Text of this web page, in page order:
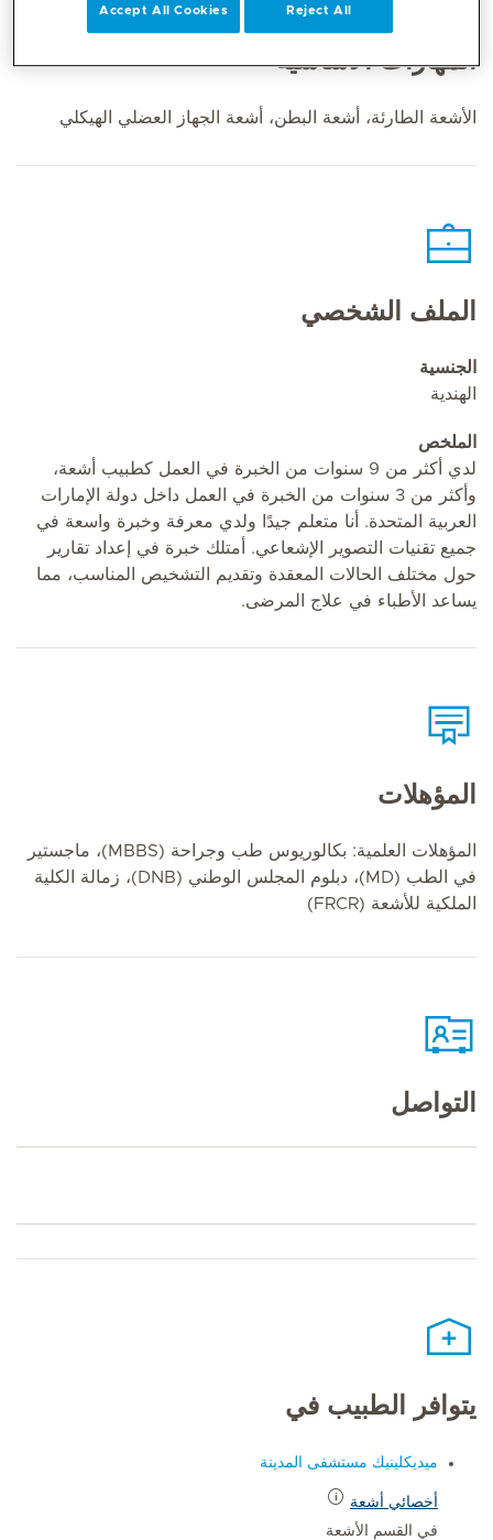
المهارات الأساسية
الأشعة الطارئة، أشعة البطن، أشعة الجهاز العضلي الهيكلي
الملف الشخصي
الجنسية
الهندية
الملخص
لدي أكثر من 9 سنوات من الخبرة في العمل كطبيب أشعة،
وأكثر من 3 سنوات من الخبرة في العمل داخل دولة الإمارات
العربية المتحدة. أنا متعلم جيدًا ولدي معرفة وخبرة واسعة في
جميع تقنيات التصوير الإشعاعي. أمتلك خبرة في إعداد تقارير
حول مختلف الحالات المعقدة وتقديم التشخيص المناسب، مما
يساعد الأطباء في علاج المرضى.
المؤهلات
المؤهلات العلمية: بكالوريوس طب وجراحة (MBBS)، ماجستير
في الطب (MD)، دبلوم المجلس الوطني (DNB)، زمالة الكلية
الملكية للأشعة (FRCR)
التواصل
يتوافر الطبيب في
ميديكلينيك مستشفى المدينة
أخصائي أشعة
في القسم الأشعة
Reject All
Accept All Cookies